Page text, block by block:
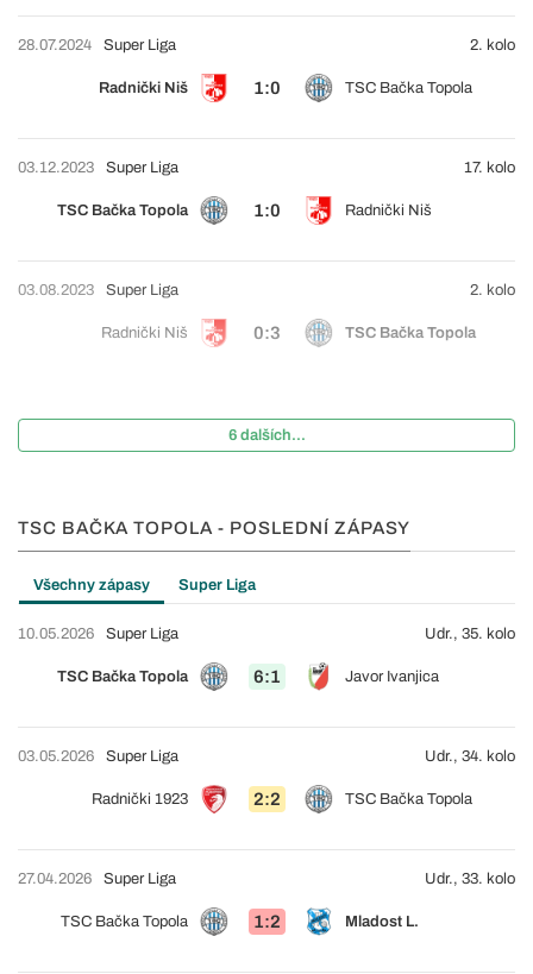
28.07.2024
Radnički Niš 1:0 TSC Bačka Topola
Super Liga 2. kolo
03.12.2023
TSC Bačka Topola 1:0 Radnički Niš
Super Liga 17. kolo
03.08.2023
Radnički Niš 0:3 TSC Bačka Topola
Super Liga 2. kolo
6 dalších...
TSC BAČKA TOPOLA - POSLEDNÍ ZÁPASY
Všechny zápasy Super Liga
10.05.2026
TSC Bačka Topola 6:1 Javor Ivanjica
Super Liga Udr., 35. kolo
03.05.2026
Radnički 1923 2:2 TSC Bačka Topola
Super Liga Udr., 34. kolo
27.04.2026
TSC Bačka Topola 1:2 Mladost L.
Super Liga Udr., 33. kolo